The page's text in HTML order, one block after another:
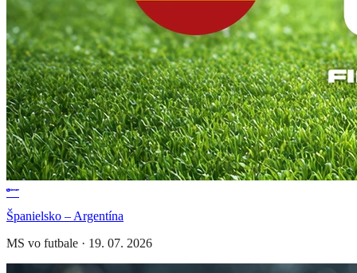
Španielsko – Argentína
MS vo futbale · 19. 07. 2026